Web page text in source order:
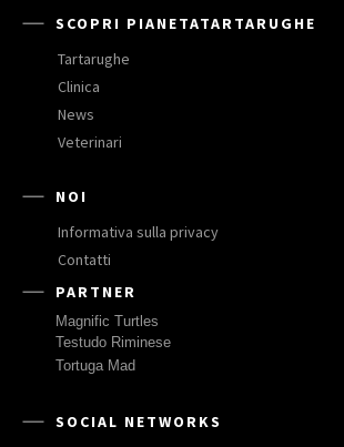
SCOPRI PIANETATARTARUGHE
Tartarughe
Clinica
News
Veterinari
NOI
Informativa sulla privacy
Contatti
PARTNER
Magnific Turtles
Testudo Riminese
Tortuga Mad
SOCIAL NETWORKS